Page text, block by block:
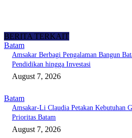
BERITA TERKAIT
Batam
Amsakar Berbagi Pengalaman Bangun
Pendidikan hingga Investasi
August 7, 2026
Batam
Amsakar-Li Claudia Petakan Kebutuhan
Prioritas Batam
August 7, 2026